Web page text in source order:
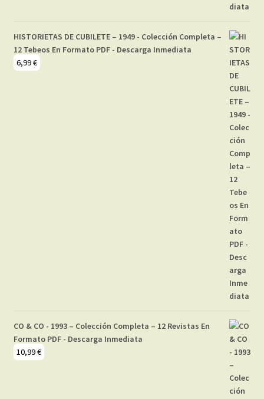
HISTORIETAS DE CUBILETE – 1949 - Colección Completa –
12 Tebeos En Formato PDF - Descarga Inmediata
6,99€
CO & CO - 1993 – Colección Completa – 12 Revistas En
Formato PDF - Descarga Inmediata
10,99€